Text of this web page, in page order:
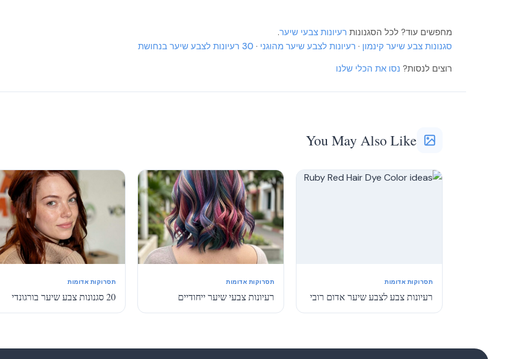
More
More
More
מחפשים עוד? לכל הסגנונות רעיונות צבעי שיער.
סגנונות צבע שיער קינמון · רעיונות לצבע שיער מהוגני · 30 רעיונות לצבע שיער בנחושת
רוצים לנסות? נסו את הכלי שלנו
You May Also Like
תסרוקות אדומות
רעיונות צבע לצבע שיער אדום רובי
תסרוקות אדומות
רעיונות צבעי שיער ייחודיים
תסרוקות אדומות
20 סגנונות צבע שיער בורגונדי